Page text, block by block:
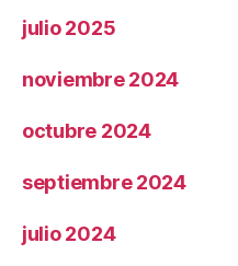
julio 2025
noviembre 2024
octubre 2024
septiembre 2024
julio 2024